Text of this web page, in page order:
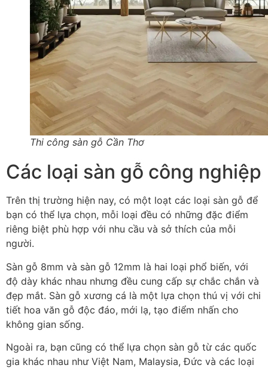
Thi công sàn gỗ Cần Thơ
Các loại sàn gỗ công nghiệp
Trên thị trường hiện nay, có một loạt các loại sàn gỗ để
bạn có thể lựa chọn, mỗi loại đều có những đặc điểm
riêng biệt phù hợp với nhu cầu và sở thích của mỗi
người.
Sàn gỗ 8mm và sàn gỗ 12mm là hai loại phổ biến, với
độ dày khác nhau nhưng đều cung cấp sự chắc chắn và
đẹp mắt. Sàn gỗ xương cá là một lựa chọn thú vị với chi
tiết hoa văn gỗ độc đáo, mới lạ, tạo điểm nhấn cho
không gian sống.
Ngoài ra, bạn cũng có thể lựa chọn sàn gỗ từ các quốc
gia khác nhau như Việt Nam, Malaysia, Đức và các loại